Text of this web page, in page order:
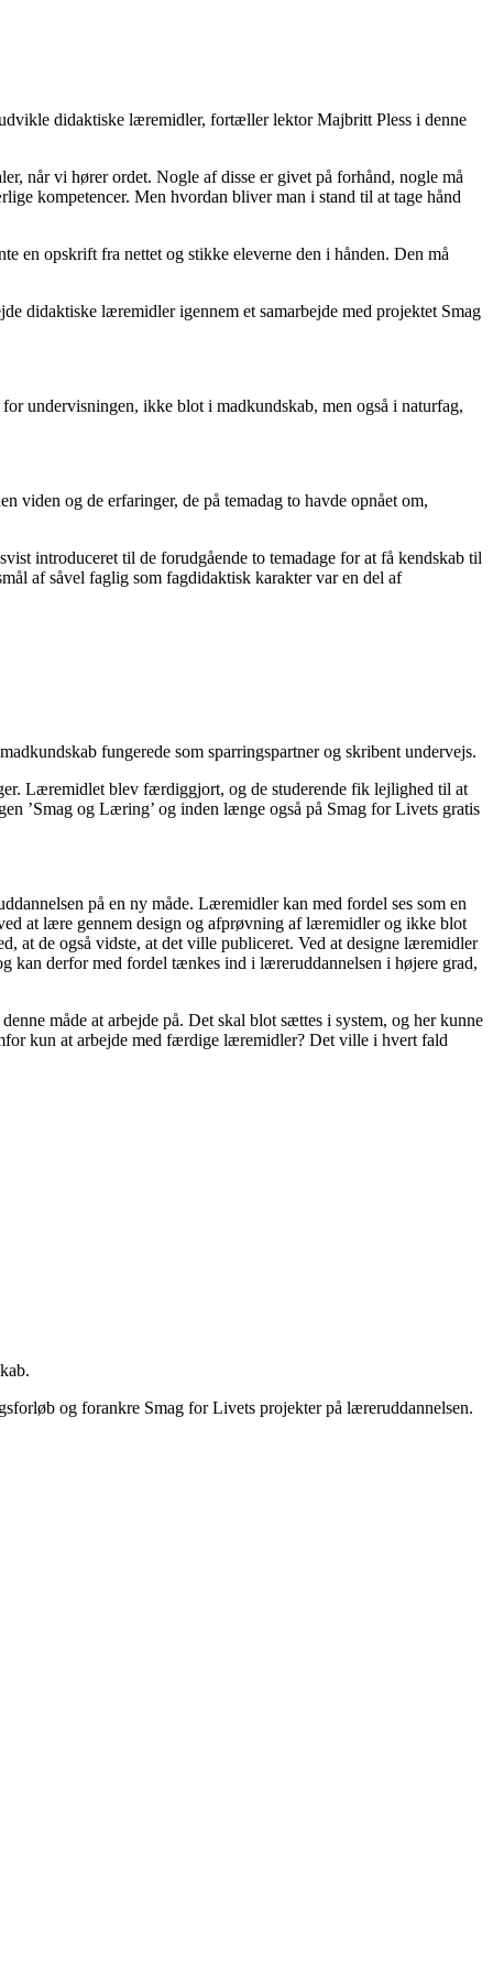
didaktiske læremidler, fortæller lektor Majbritt Pless i denne
når vi hører ordet. Nogle af disse er givet på forhånd, nogle må
kompetencer. Men hvordan bliver man i stand til at tage hånd
en opskrift fra nettet og stikke eleverne den i hånden. Den må
didaktiske læremidler igennem et samarbejde med projektet Smag
undervisningen, ikke blot i madkundskab, men også i naturfag,
viden og de erfaringer, de på temadag to havde opnået om,
introduceret til de forudgående to temadage for at få kendskab til
af såvel faglig som fagdidaktisk karakter var en del af
fungerede som sparringspartner og skribent undervejs.
Læremidlet blev færdiggjort, og de studerende fik lejlighed til at
’Smag og Læring’ og inden længe også på Smag for Livets gratis
på en ny måde. Læremidler kan med fordel ses som en
at lære gennem design og afprøvning af læremidler og ikke blot
at de også vidste, at det ville publiceret. Ved at designe læremidler
kan derfor med fordel tænkes ind i læreruddannelsen i højere grad,
måde at arbejde på. Det skal blot sættes i system, og her kunne
kun at arbejde med færdige læremidler? Det ville i hvert fald
og forankre Smag for Livets projekter på læreruddannelsen.